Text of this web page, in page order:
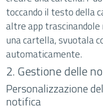
toccando il testo della
altre app
una cartella, svuotala
automaticamente.
2. Gestione delle
Personalizzazione
notifica